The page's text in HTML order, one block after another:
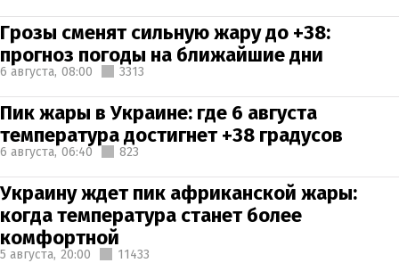
Грозы сменят сильную жару до +38:
прогноз погоды на ближайшие дни
6 августа, 08:00 3313
Пик жары в Украине: где 6 августа
температура достигнет +38 градусов
6 августа, 06:40 823
Украину ждет пик африканской жары:
когда температура станет более
комфортной
5 августа, 20:00 11433